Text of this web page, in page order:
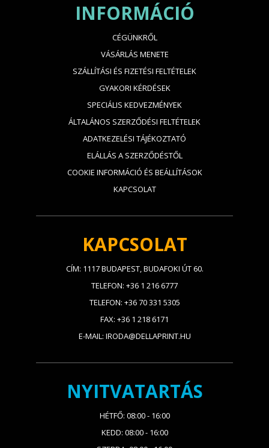
INFORMÁCIÓ
CÉGÜNKRŐL
VÁSÁRLÁS MENETE
SZÁLLÍTÁSI ÉS FIZETÉSI FELTÉTELEK
GYAKORI KÉRDÉSEK
SPECIÁLIS KEDVEZMÉNYEK
ÁLTALÁNOS SZERZŐDÉSI FELTÉTELEK
ADATKEZELÉSI TÁJÉKOZTATÓ
ELÁLLÁS A SZERZŐDÉSTŐL
COOKIE INFORMÁCIÓ ÉS BEÁLLÍTÁSOK
KAPCSOLAT
KAPCSOLAT
CÍM: 1117 BUDAPEST, BUDAFOKI ÚT 60.
TELEFON: +36 1 216 6777
TELEFON: +36 70 331 5305
FAX: +36 1 218 6171
E-MAIL: IRODA@DELLAPRINT.HU
NYITVATARTÁS
HÉTFŐ: 08:00 - 16:00
KEDD: 08:00 - 16:00